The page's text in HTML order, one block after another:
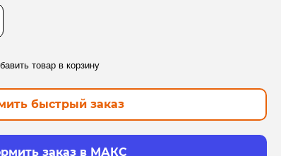
товар в корзину
быстрый заказ
заказ в МАКС